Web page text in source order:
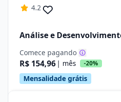
4.2
Análise e
Comece pagando
R$ 154,96 | mês -20%
Mensalidade grátis